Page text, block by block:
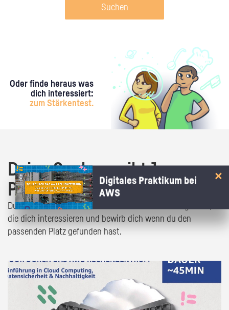
Suchen
Oder finde heraus was
dich interessiert:
zum Stärkentest.
Deine Suche ergibt 1
Praktikumsangebot!
Du bist fast da! Klick dich durch die Praktikumsangebote,
die dich interessieren und bewirb dich wenn du den
passenden Platz gefunden hast.
Digitales Praktikum bei
AWS